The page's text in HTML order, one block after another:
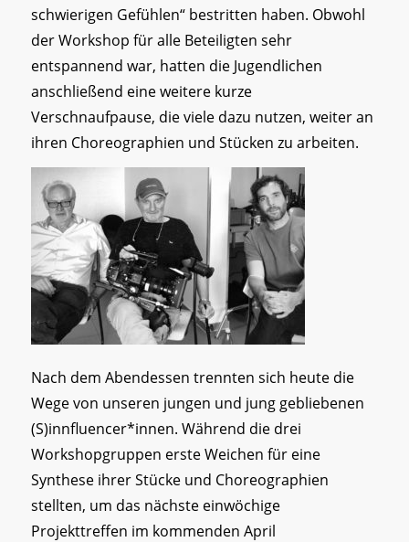
schwierigen Gefühlen“ bestritten haben. Obwohl
der Workshop für alle Beteiligten sehr
entspannend war, hatten die Jugendlichen
anschließend eine weitere kurze
Verschnaufpause, die viele dazu nutzen, weiter an
ihren Choreographien und Stücken zu arbeiten.
Nach dem Abendessen trennten sich heute die
Wege von unseren jungen und jung gebliebenen
(S)innfluencer*innen. Während die drei
Workshopgruppen erste Weichen für eine
Synthese ihrer Stücke und Choreographien
stellten, um das nächste einwöchige
Projekttreffen im kommenden April